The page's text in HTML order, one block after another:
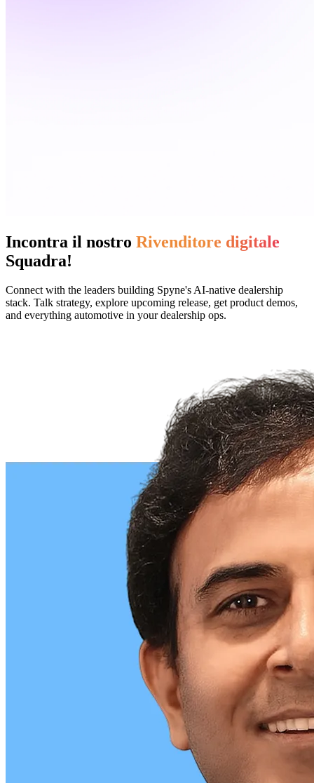
Incontra il nostro Rivenditore digitale
Squadra!
Connect with the leaders building Spyne's AI-native dealership
stack. Talk strategy, explore upcoming release, get product demos,
and everything automotive in your dealership ops.